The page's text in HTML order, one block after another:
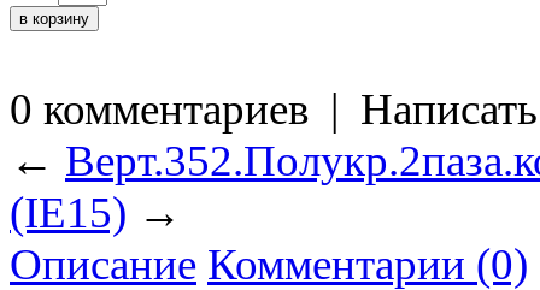
0 комментариев |
←
(IE15) →
Описание Комментарии (0)